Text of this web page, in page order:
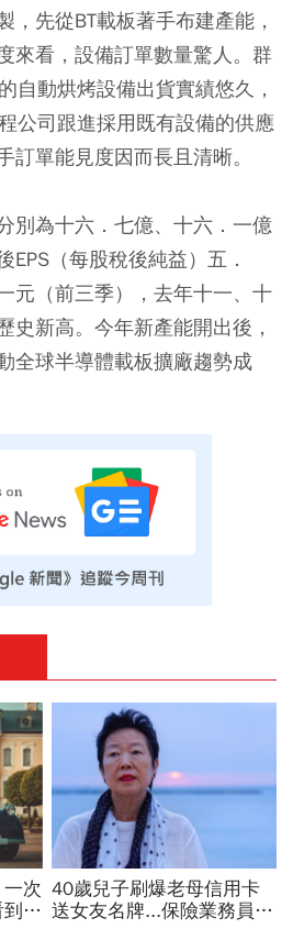
，先從BT載板著手布建產能，
來看，設備訂單數量驚人。群
自動烘烤設備出貨實績悠久，
公司跟進採用既有設備的供應
訂單能見度因而長且清晰。
別為十六．七億、十六．一億
EPS（每股稅後純益）五．
元（前三季），去年十一、十
史新高。今年新產能開出後，
全球半導體載板擴廠趨勢成